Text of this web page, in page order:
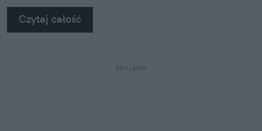
na własne oczy zobaczyć, jak profesjonaliści radzą
sobie z takimi uszkodzeniami.
Czytaj całość
REKLAMA